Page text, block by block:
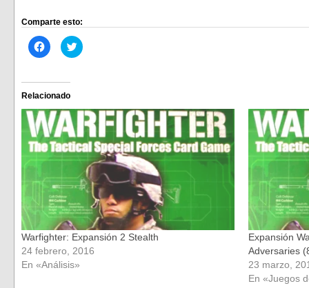
Comparte esto:
Haz
clic
Facebook
(Se
abre
en
una
ventana
nueva)
Haz
clic
en
una
ventana
nueva)
Relacionado
Warfighter: Expansión 2 Stealth
24 febrero, 2016
En «Análisis»
Expansión
Adversaries
23 marzo,
En «Juegos